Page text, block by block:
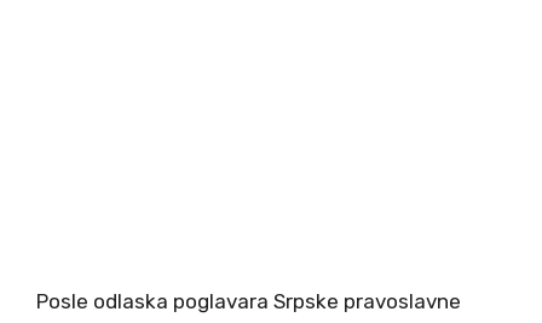
Posle odlaska poglavara Srpske pravoslavne